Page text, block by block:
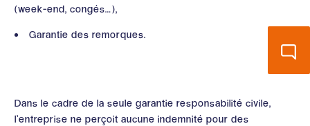
(week-end, congés…),
Garantie des remorques.
Dans le cadre de la seule garantie responsabilité civile,
l’entreprise ne perçoit aucune indemnité pour des